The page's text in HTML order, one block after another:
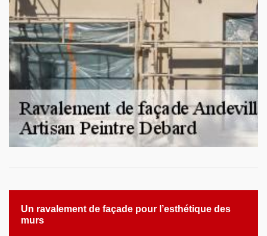
Un ravalement de façade pour l’esthétique des
murs